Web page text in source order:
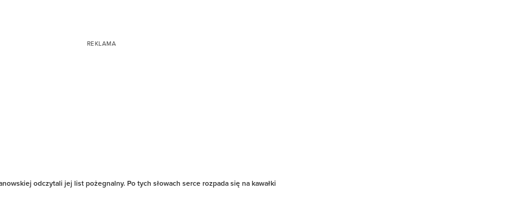
odczytali jej list pożegnalny. Po tych słowach serce rozpada się na kawałki